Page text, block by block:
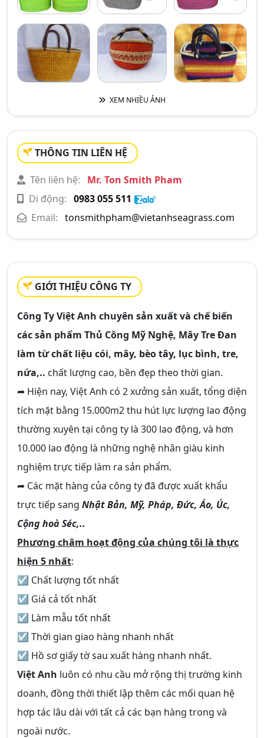
XEM NHIỀU ẢNH
THÔNG TIN LIÊN HỆ
Tên liên hệ:
Mr. Ton Smith Pham
Di động: 0983 055 511
Email: tonsmithpham@vietanhseagrass.com
GIỚI THIỆU CÔNG TY
Công Ty Việt Anh chuyên sản xuất và chế biến
các sản phẩm Thủ Công Mỹ Nghệ, Mây Tre Đan
làm từ chất liệu cói, mây, bèo tây, lục bình, tre,
nứa,.. chất lượng cao, bền đẹp theo thời gian.
➦ Hiện nay, Việt Anh có 2 xưởng sản xuất, tổng diện
tích mặt bằng 15.000m2 thu hút lực lượng lao động
thường xuyên tại công ty là 300 lao động, và hơn
10.000 lao động là những nghệ nhân giàu kinh
nghiệm trực tiếp làm ra sản phẩm.
➦ Các mặt hàng của công ty đã được xuất khẩu
trực tiếp sang Nhật Bản, Mỹ, Pháp, Đức, Áo, Úc,
Cộng hoà Séc,..
Phương châm hoạt động của chúng tôi là thực
hiện 5 nhất:
☑ Chất lượng tốt nhất
☑ Giá cả tốt nhất
☑ Làm mẫu tốt nhất
☑ Thời gian giao hàng nhanh nhất
☑ Hồ sơ giấy tờ sau xuất hàng nhanh nhất.
Việt Anh luôn có nhu cầu mở rộng thị trường kinh
doanh, đồng thời thiết lập thêm các mối quan hệ
hợp tác lâu dài với tất cả các bạn hàng trong và
ngoài nước.